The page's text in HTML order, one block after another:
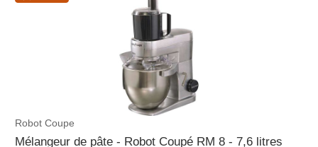
Robot Coupe
Mélangeur de pâte - Robot Coupé RM 8 - 7,6 litres